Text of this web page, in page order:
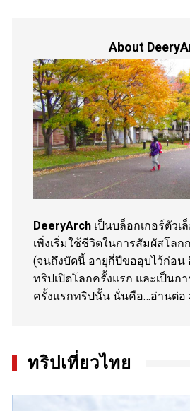
About
DeeryArch เป็นบล็อกเกอร์ตัว
เพิ่งเริ่มใช้ชีวิตในการสัมผัสโลก
(จนถึงบัดนี้ อายุกี่ปีขออุบไว้ก่อน
ทริปเปิดโลกครั้งแรก และเป็นกา
ครั้งแรกทริปนั้น นั่นคือ…อ่านต่อ
ทริปเที่ยวไทย